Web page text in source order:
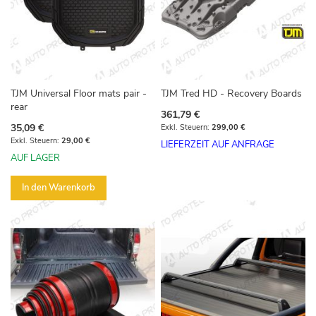
TJM Universal Floor mats pair -
rear
35,09 €
29,00 €
AUF LAGER
In den Warenkorb
TJM Tred HD - Recovery Boards
361,79 €
299,00 €
LIEFERZEIT AUF ANFRAGE